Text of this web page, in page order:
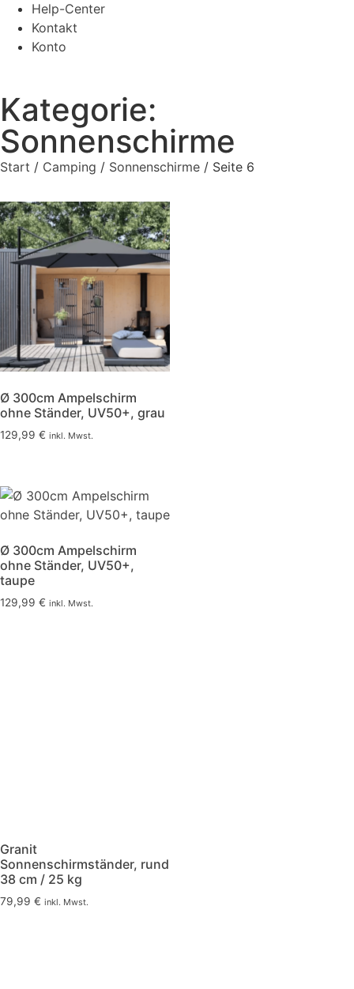
Help-Center
Kontakt
Konto
Kategorie:
Sonnenschirme
Start / Camping / Sonnenschirme / Seite 6
Ø 300cm Ampelschirm
ohne Ständer, UV50+, grau
129,99 € inkl. Mwst.
Ø 300cm Ampelschirm
ohne Ständer, UV50+,
taupe
129,99 € inkl. Mwst.
Granit
Sonnenschirmständer, rund
38 cm / 25 kg
79,99 € inkl. Mwst.